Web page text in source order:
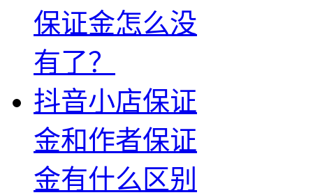
保证金怎么没
有了？
抖音小店保证
金和作者保证
金有什么区别